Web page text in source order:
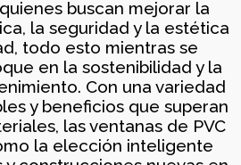
galería en Arcosurbuscan mejorar la
la seguridad y la estética
todo esto mientras se
en la sostenibilidad y la
Con una variedad
y beneficios que superan
las ventanas de PVC
la elección inteligente